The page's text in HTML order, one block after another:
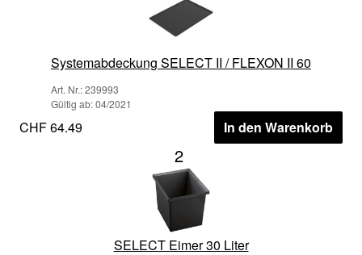
Systemabdeckung SELECT II / FLEXON II 60
Art. Nr.: 239993
Gültig ab: 04/2021
CHF 64.49 In den Warenkorb
2
SELECT Eimer 30 Liter